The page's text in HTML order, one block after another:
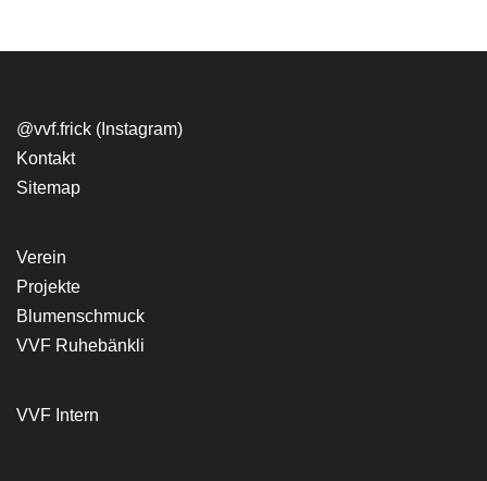
@vvf.frick (Instagram)
​Kontakt
Sitemap
Verein
​Projekte
Blumenschmuck
VVF Ruhebänkli
VVF Intern